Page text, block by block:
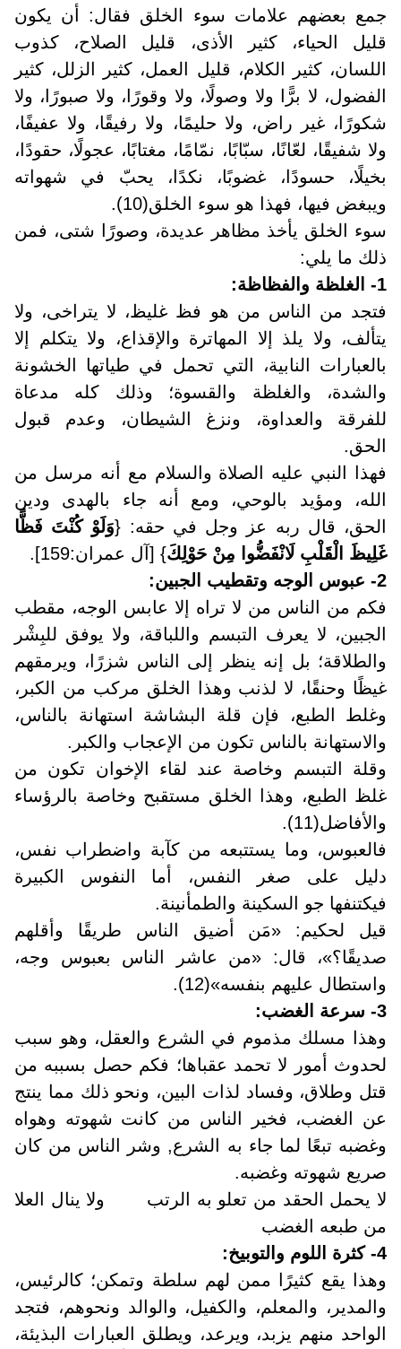
جمع بعضهم علامات سوء الخلق فقال: أن يكون
قليل الحياء، كثير الأذى، قليل الصلاح، كذوب
اللسان، كثير الكلام، قليل العمل، كثير الزلل، كثير
الفضول، لا برًّا ولا وصولًا، ولا وقورًا، ولا صبورًا، ولا
شكورًا، غير راض، ولا حليمًا، ولا رفيقًا، ولا عفيفًا،
ولا شفيقًا، لعّانًا، سبّابًا، نمّامًا، مغتابًا، عجولًا، حقودًا،
بخيلًا، حسودًا، غضوبًا، نكدًا، يحبّ في شهواته
ويبغض فيها، فهذا هو سوء الخلق(10).
سوء الخلق يأخذ مظاهر عديدة، وصورًا شتى، فمن
ذلك ما يلي:
1- الغلظة والفظاظة
:
فتجد من الناس من هو فظ غليظ، لا يتراخى، ولا
يتألف، ولا يلذ إلا المهاترة والإقذاع، ولا يتكلم إلا
بالعبارات النابية، التي تحمل في طياتها الخشونة
والشدة، والغلظة والقسوة؛ وذلك كله مدعاة
للفرقة والعداوة، ونزغ الشيطان، وعدم قبول
الحق.
فهذا النبي عليه الصلاة والسلام مع أنه مرسل من
الله، ومؤيد بالوحي، ومع أنه جاء بالهدى ودين
الحق، قال ربه عز وجل في حقه: {وَلَوْ كُنْتَ فَظًّا
غَلِيظَ الْقَلْبِ لَانْفَضُّوا مِنْ حَوْلِكَ} [آل عمران:159].
2- عبوس الوجه وتقطيب الجبين
:
فكم من الناس من لا تراه إلا عابس الوجه، مقطب
الجبين، لا يعرف التبسم واللباقة، ولا يوفق للبِشْر
والطلاقة؛ بل إنه ينظر إلى الناس شزرًا، ويرمقهم
غيظًا وحنقًا، لا لذنب وهذا الخلق مركب من الكبر،
وغلط الطبع، فإن قلة البشاشة استهانة بالناس،
والاستهانة بالناس تكون من الإعجاب والكبر .
وقلة التبسم وخاصة عند لقاء الإخوان تكون من
غلظ الطبع، وهذا الخلق مستقبح وخاصة بالرؤساء
والأفاضل(11)
.
فالعبوس، وما يستتبعه من كآبة واضطراب نفس،
دليل على صغر النفس، أما النفوس الكبيرة
فيكتنفها جو السكينة والطمأنينة.
قيل لحكيم: «مَن أضيق الناس طريقًا وأقلهم
صديقًا؟»، قال: «من عاشر الناس بعبوس وجه،
واستطال عليهم بنفسه»(12)
.
3- سرعة الغضب
:
وهذا مسلك مذموم في الشرع والعقل، وهو سبب
لحدوث أمور لا تحمد عقباها؛ فكم حصل بسببه من
قتل وطلاق، وفساد لذات البين، ونحو ذلك مما ينتج
عن الغضب، فخير الناس من كانت شهوته وهواه
وغضبه تبعًا لما جاء به الشرع, وشر الناس من كان
صريع شهوته وغضبه.
لا يحمل الحقد من تعلو به الرتب ولا ينال العلا
من طبعه الغضب
4- كثرة اللوم والتوبيخ
:
وهذا يقع كثيرًا ممن لهم سلطة وتمكن؛ كالرئيس،
والمدير، والمعلم، والكفيل، والوالد ونحوهم، فتجد
الواحد منهم يزبد، ويرعد، ويطلق العبارات البذيئة،